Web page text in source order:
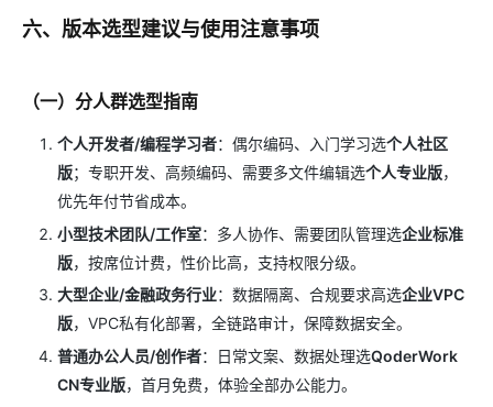
六、版本选型建议与使用注意事项
（一）分人群选型指南
个人开发者/编程学习者：偶尔编码、入门学习选个人社区
版；专职开发、高频编码、需要多文件编辑选个人专业版，
优先年付节省成本。
小型技术团队/工作室：多人协作、需要团队管理选企业标准
版，按席位计费，性价比高，支持权限分级。
大型企业/金融政务行业：数据隔离、合规要求高选企业VPC
版，VPC私有化部署，全链路审计，保障数据安全。
普通办公人员/创作者：日常文案、数据处理选QoderWork
CN专业版，首月免费，体验全部办公能力。